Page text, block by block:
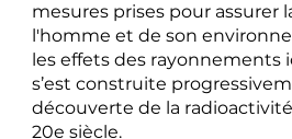
mesures prises pour assurer
l'homme et de son
les effets des rayonnements
s’est construite
découverte de la
20e siècle.